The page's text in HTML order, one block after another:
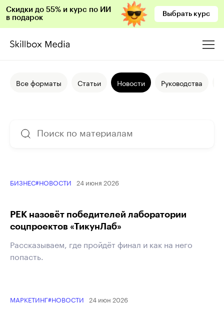
Скидки до 55% и курс по ИИ
в подарок
Выбрать курс
Все форматы Статьи Новости Руководства
БИЗНЕС#НОВОСТИ 24 июня 2026
РЕК назовёт победителей лаборатории
соцпроектов «ТикунЛаб»
Рассказываем, где пройдёт финал и как на него
попасть.
МАРКЕТИНГ#НОВОСТИ 24 июн 2026